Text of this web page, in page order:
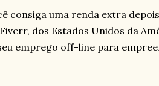
consiga uma renda extra
dos Estados Unidos da
emprego off-line para